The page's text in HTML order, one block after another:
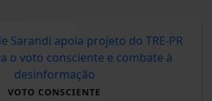
VOTO CONSCIENTE